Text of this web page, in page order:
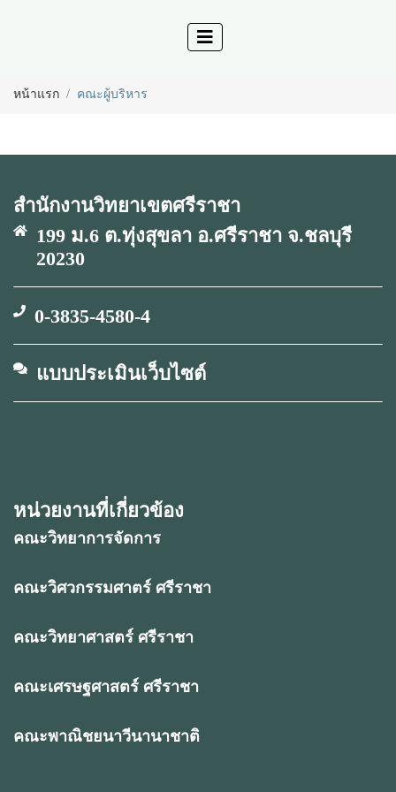
หน้าแรก คณะผู้บริหาร
สำนักงานวิทยาเขตศรีราชา
199 ม.6 ต.ทุ่งสุขลา อ.ศรีราชา จ.ชลบุรี
20230
0-3835-4580-4
แบบประเมินเว็บไซต์
หน่วยงานที่เกี่ยวข้อง
คณะวิทยาการจัดการ
คณะวิศวกรรมศาตร์ ศรีราชา
คณะวิทยาศาสตร์ ศรีราชา
คณะเศรษฐศาสตร์ ศรีราชา
คณะพาณิชยนาวีนานาชาติ